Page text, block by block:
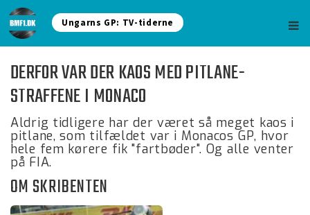
Ungarns GP: TV-tiderne
DERFOR VAR DER KAOS MED PITLANE-
STRAFFENE I MONACO
Aldrig tidligere har der været så meget kaos i
pitlane, som tilfældet var i Monacos GP, hvor
hele fem kørere fik "fartbøder". Og alle venter
på FIA.
OM SKRIBENTEN